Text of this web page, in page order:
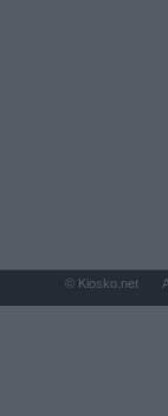
© Kiosko.net